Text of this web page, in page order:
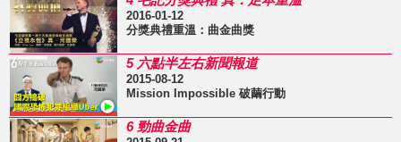
2016-01-12
分獎典禮重溫：曲金曲獎
5 六點半左右新聞報道
2015-08-12
Mission Impossible 破繭行動
6 勁曲金曲